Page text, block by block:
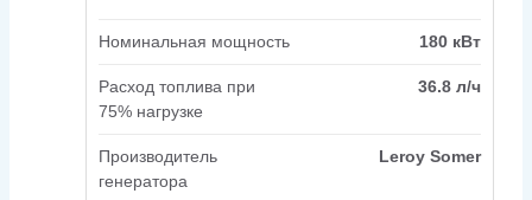
Номинальная мощность 180 кВт
Расход топлива при
75% нагрузке
36.8 л/ч
Производитель
генератора
Leroy Somer